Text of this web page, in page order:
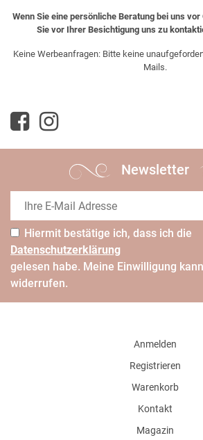
Wenn Sie eine persönliche Beratung bei uns
Sie vor Ihrer Besichtigung uns zu
Keine Werbeanfragen: Bitte keine
Mails.
Newsletter
Hiermit bestätige ich, dass ich die
Daten­schutz­erklärung
gelesen habe. Meine Einwilligung
widerrufen.
Anmelden
Registrieren
Warenkorb
Kontakt
Magazin